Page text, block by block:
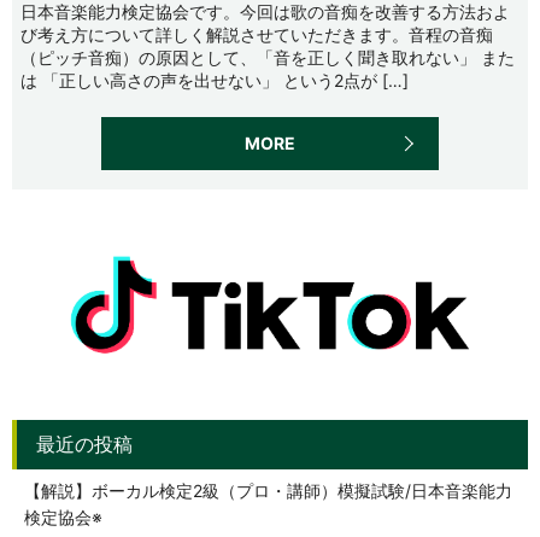
日本音楽能力検定協会です。今回は歌の音痴を改善する方法およ
び考え方について詳しく解説させていただきます。音程の音痴
（ピッチ音痴）の原因として、「音を正しく聞き取れない」 また
は 「正しい高さの声を出せない」 という2点が […]
MORE
【解説】ボーカル検定2級（プロ・講師）模擬試験/日本音楽能力
検定協会※